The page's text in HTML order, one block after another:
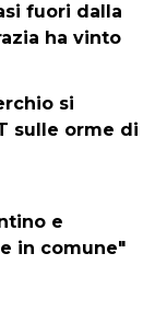
fuori dalla
ha vinto
si
sulle orme di
e
in comune"